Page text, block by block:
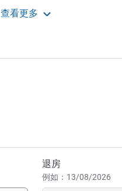
windmills, vineyards,
查看更多
退房
例如：13/08/2026